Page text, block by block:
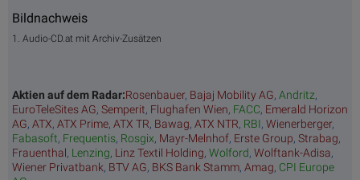
Bildnachweis
1. Audio-CD.at mit Archiv-Zusätzen
Aktien auf dem Radar:Rosenbauer, Bajaj Mobility AG, Andritz,
EuroTeleSites AG, Semperit, Flughafen Wien, FACC, Emerald Horizon
AG, ATX, ATX Prime, ATX TR, Bawag, ATX NTR, RBI, Wienerberger,
Fabasoft, Frequentis, Rosgix, Mayr-Melnhof, Erste Group, Strabag,
Frauenthal, Lenzing, Linz Textil Holding, Wolford, Wolftank-Adisa,
Wiener Privatbank, BTV AG, BKS Bank Stamm, Amag, CPI Europe